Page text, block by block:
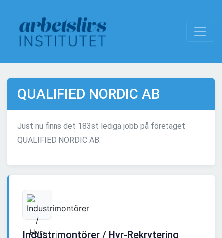
QUALIFIED NORDIC AB
Just nu finns det 183st lediga jobb på företaget
QUALIFIED NORDIC AB.
Industrimontörer / Hyr-Rekrytering